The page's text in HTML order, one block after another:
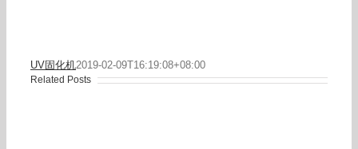
UV固化机2019-02-09T16:19:08+08:00
Related Posts